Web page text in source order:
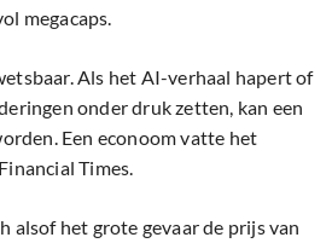
megacaps.
Als het AI-verhaal hapert of
onder druk zetten, kan een
Een econoom vatte het
Times.
alsof het grote gevaar de prijs van